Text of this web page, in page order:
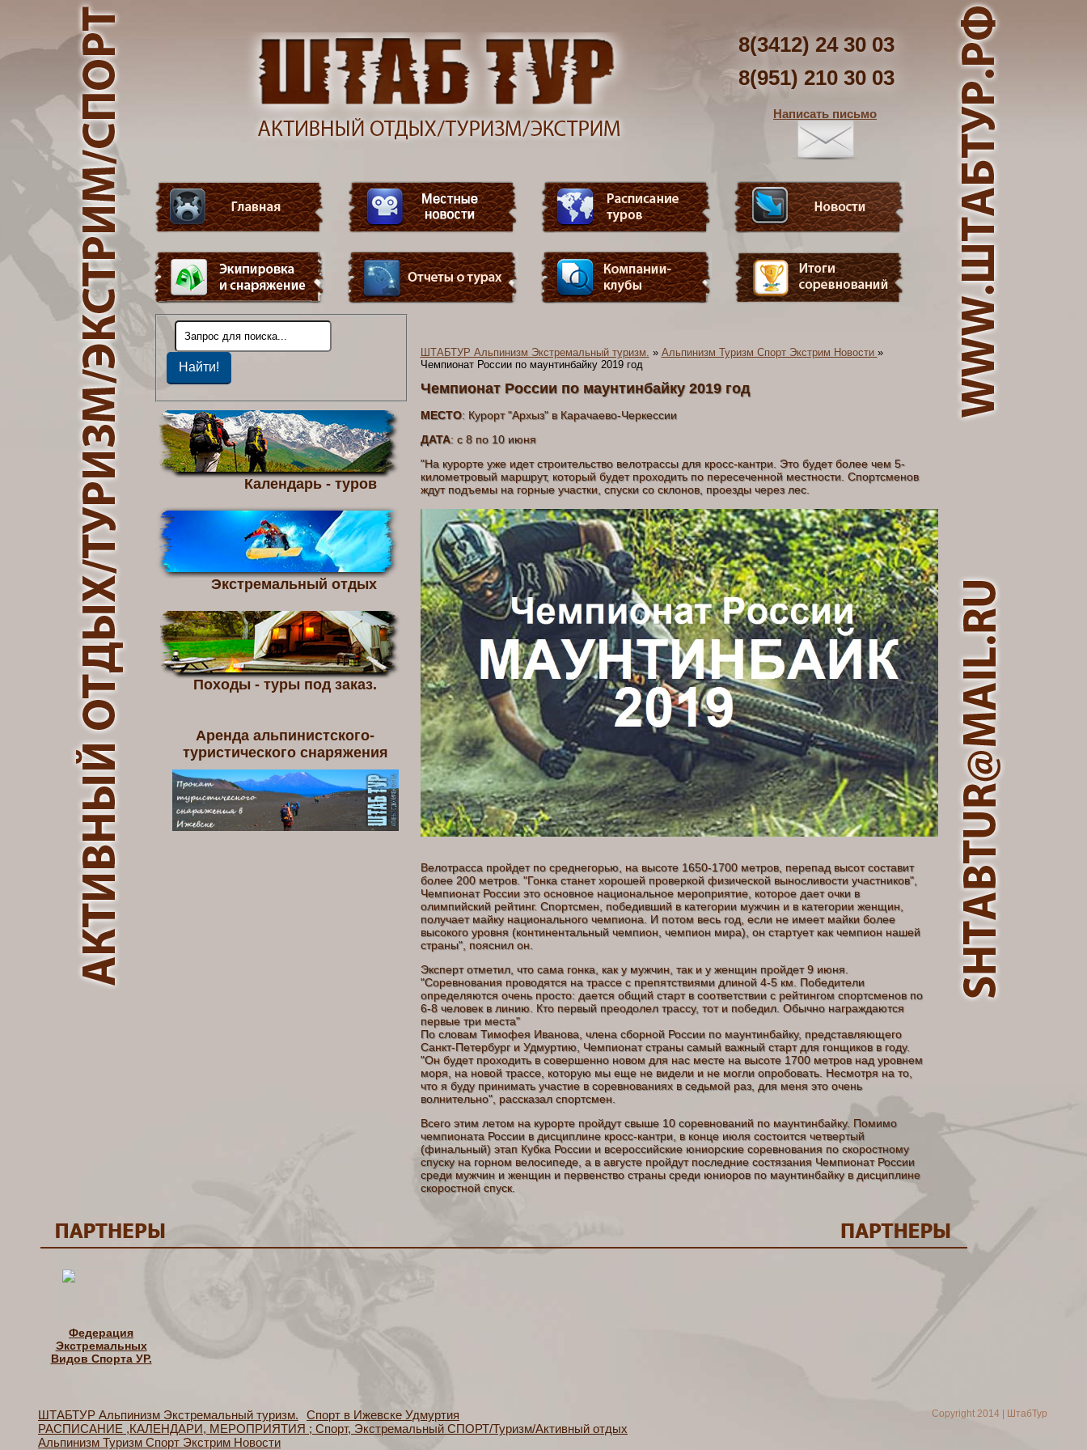
8(3412) 24 30 03
8(951) 210 30 03
Написать письмо
Календарь - туров
Экстремальный отдых
Походы - туры под заказ.
Аренда альпинистского-
туристического снаряжения
ШТАБТУР Альпинизм Экстремальный туризм. » Альпинизм Туризм Спорт Экстрим Новости »
Чемпионат России по маунтинбайку 2019 год
Чемпионат России по маунтинбайку 2019 год
МЕСТО: Курорт "Архыз" в Карачаево-Черкессии
ДАТА: с 8 по 10 июня
"На курорте уже идет строительство велотрассы для кросс-кантри. Это будет более чем 5-
километровый маршрут, который будет проходить по пересеченной местности. Спортсменов
ждут подъемы на горные участки, спуски со склонов, проезды через лес.
Велотрасса пройдет по среднегорью, на высоте 1650-1700 метров, перепад высот составит
более 200 метров. "Гонка станет хорошей проверкой физической выносливости участников",
Чемпионат России это основное национальное мероприятие, которое дает очки в
олимпийский рейтинг. Спортсмен, победивший в категории мужчин и в категории женщин,
получает майку национального чемпиона. И потом весь год, если не имеет майки более
высокого уровня (континентальный чемпион, чемпион мира), он стартует как чемпион нашей
страны", пояснил он.
Эксперт отметил, что сама гонка, как у мужчин, так и у женщин пройдет 9 июня.
"Соревнования проводятся на трассе с препятствиями длиной 4-5 км. Победители
определяются очень просто: дается общий старт в соответствии с рейтингом спортсменов по
6-8 человек в линию. Кто первый преодолел трассу, тот и победил. Обычно награждаются
первые три места"
По словам Тимофея Иванова, члена сборной России по маунтинбайку, представляющего
Санкт-Петербург и Удмуртию, Чемпионат страны самый важный старт для гонщиков в году.
"Он будет проходить в совершенно новом для нас месте на высоте 1700 метров над уровнем
моря, на новой трассе, которую мы еще не видели и не могли опробовать. Несмотря на то,
что я буду принимать участие в соревнованиях в седьмой раз, для меня это очень
волнительно", рассказал спортсмен.
Всего этим летом на курорте пройдут свыше 10 соревнований по маунтинбайку. Помимо
чемпионата России в дисциплине кросс-кантри, в конце июля состоится четвертый
(финальный) этап Кубка России и всероссийские юниорские соревнования по скоростному
спуску на горном велосипеде, а в августе пройдут последние состязания Чемпионат России
среди мужчин и женщин и первенство страны среди юниоров по маунтинбайку в дисциплине
скоростной спуск.
Федерация
Экстремальных
Видов Спорта УР.
ШТАБТУР Альпинизм Экстремальный туризм.
Спорт в Ижевске Удмуртия
РАСПИСАНИЕ ,КАЛЕНДАРИ, МЕРОПРИЯТИЯ ; Спорт, Экстремальный СПОРТ/Туризм/Активный отдых
Альпинизм Туризм Спорт Экстрим Новости
Copyright 2014 | ШтабТур